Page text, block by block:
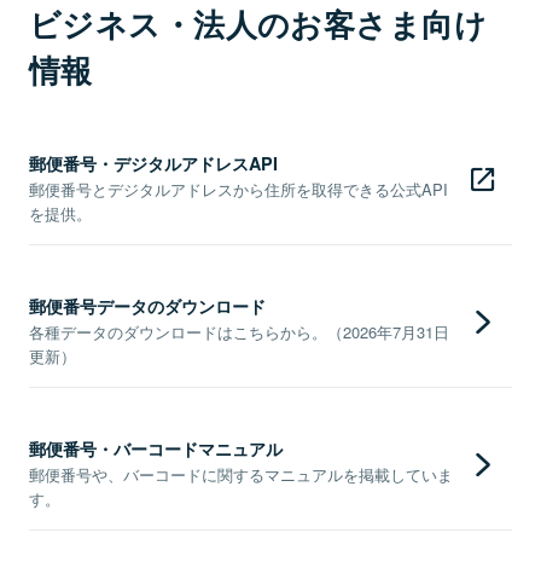
ビジネス・法人のお客さま向け
情報
郵便番号・デジタルアドレスAPI
郵便番号とデジタルアドレスから住所を取得できる公式API
を提供。
郵便番号データのダウンロード
各種データのダウンロードはこちらから。（2026年7月31日
更新）
郵便番号・バーコードマニュアル
郵便番号や、バーコードに関するマニュアルを掲載していま
す。